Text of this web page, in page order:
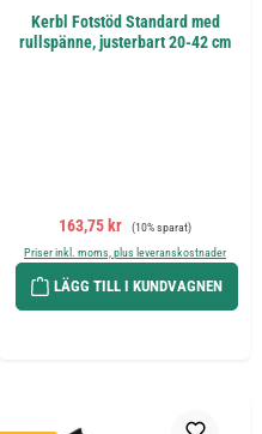
Kerbl Fotstöd Standard med
rullspänne, justerbart 20-42 cm
Försäljningspris:
163,75 kr Ordinarie pris:
(10% sparat)
Priser inkl. moms, plus leveranskostnader
LÄGG TILL I KUNDVAGNEN